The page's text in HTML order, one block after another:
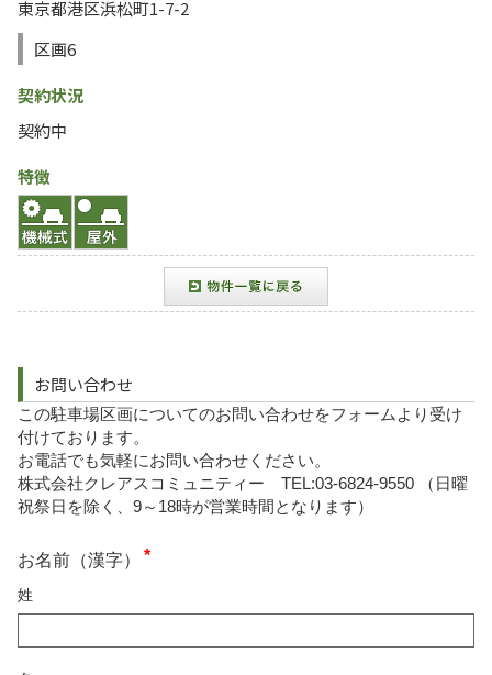
東京都港区浜松町1-7-2
区画6
契約状況
契約中
特徴
お問い合わせ